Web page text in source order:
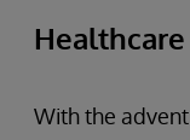
With the